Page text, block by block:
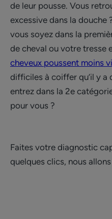
de leur pousse. Vous
excessive dans la
vous soyez dans la
de cheval ou votre tresse
cheveux poussent moins
difficiles à coiffer qu’il y a
entrez dans la 2e
pour vous ?
Faites votre diagnostic
quelques clics, nous